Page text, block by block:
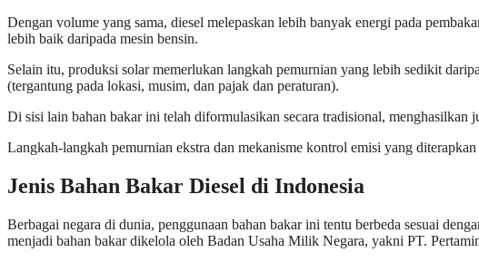
Dengan volume yang sama, diesel melepaskan lebih banyak energi pada
lebih baik daripada mesin bensin.
Selain itu, produksi solar memerlukan langkah pemurnian yang lebih sedikit
(tergantung pada lokasi, musim, dan pajak dan peraturan).
Di sisi lain bahan bakar ini telah diformulasikan secara tradisional,
Langkah-langkah pemurnian ekstra dan mekanisme kontrol emisi yang
Jenis Bahan Bakar Diesel di Indonesia
Berbagai negara di dunia, penggunaan bahan bakar ini tentu berbeda sesuai
menjadi bahan bakar dikelola oleh Badan Usaha Milik Negara, yakni PT.